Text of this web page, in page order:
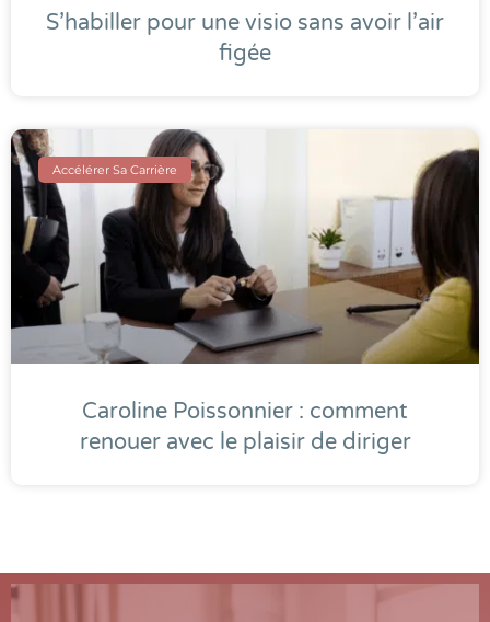
S’habiller pour une visio sans avoir l’air
figée
Accélérer Sa Carrière
Caroline Poissonnier : comment
renouer avec le plaisir de diriger